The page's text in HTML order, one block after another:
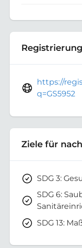
https://
q=GS5952
Ziele für
SDG 3:
SDG 6:
SDG 13: